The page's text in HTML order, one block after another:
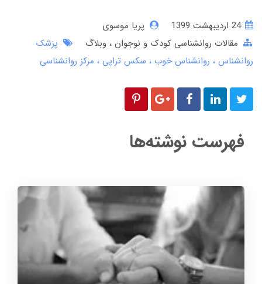
24 ارديبهشت 1399
پریا موسوی
مقالات روانشناسی کودک و نوجوان وبلاگ
پزشک
روانشناس
روانشناس خوب سکس تراپی مرکز روانشناسی
فهرست نوشته‌ها